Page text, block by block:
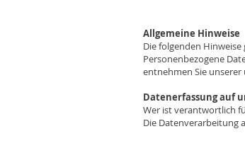
Allgemeine Hinweise
Die folgenden
Personenbezogene
entnehmen Sie
Datenerfassung auf
Wer ist verantwortlich
Die Datenverarbeitung